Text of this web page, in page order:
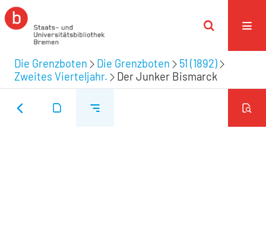
Die Grenzboten Die Grenzboten
51 (1892)
Zweites Vierteljahr.
Der Junker Bismarck